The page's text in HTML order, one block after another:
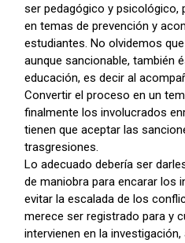
ser pedagógico y psicológico,
en temas de prevención y
estudiantes. No olvidemos
aunque sancionable, también
educación, es decir al
Convertir el proceso en un
finalmente los involucrados
tienen que aceptar las
trasgresiones.
Lo adecuado debería ser
de maniobra para encarar los
evitar la escalada de los
merece ser registrado para y
intervienen en la